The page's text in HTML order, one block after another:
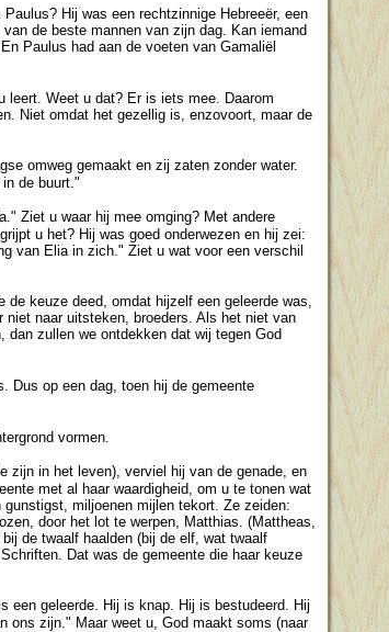
Hij was een rechtzinnige Hebreeër, een
de beste mannen van zijn dag. Kan iemand
Paulus had aan de voeten van Gamaliël
leert. Weet u dat? Er is iets mee. Daarom
Niet omdat het gezellig is, enzovoort, maar de
omweg gemaakt en zij zaten zonder water.
de buurt."
Ziet u waar hij mee omging? Met andere
u het? Hij was goed onderwezen en hij zei:
van Elia in zich." Ziet u wat voor een verschil
keuze deed, omdat hijzelf een geleerde was,
naar uitsteken, broeders. Als het niet van
zullen we ontdekken dat wij tegen God
Dus op een dag, toen hij de gemeente
vormen.
zijn in het leven), verviel hij van de genade, en
met al haar waardigheid, om u te tonen wat
miljoenen mijlen tekort. Ze zeiden:
door het lot te werpen, Matthias. (Mattheas,
de twaalf haalden (bij de elf, wat twaalf
Dat was de gemeente die haar keuze
een geleerde. Hij is knap. Hij is bestudeerd. Hij
ons zijn." Maar weet u, God maakt soms (naar